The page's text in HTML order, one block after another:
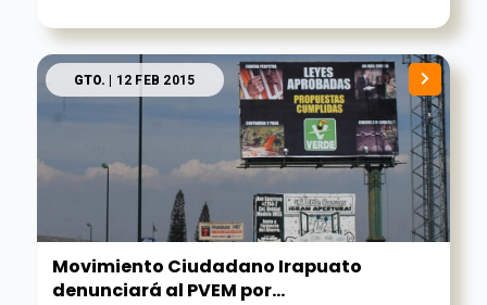
GTO. | 12 FEB 2015
Movimiento Ciudadano Irapuato
denunciará al PVEM por...